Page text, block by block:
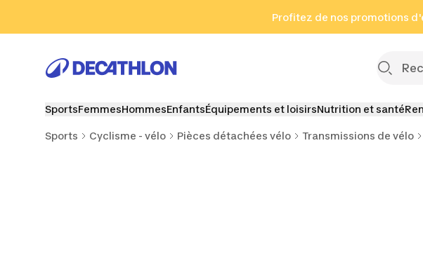
Aller au pied de page
Profitez de nos promotions
SportsFemmesHommesEnfantsÉquipements et loisirsNutrition et santé
Sports Cyclisme - vélo Pièces détachées vélo Transmissions de vélo